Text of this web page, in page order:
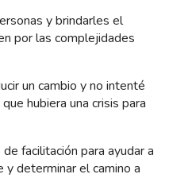
y brindarles el
por las complejidades
un cambio y no intenté
hubiera una crisis para
facilitación para ayudar a
y determinar el camino a